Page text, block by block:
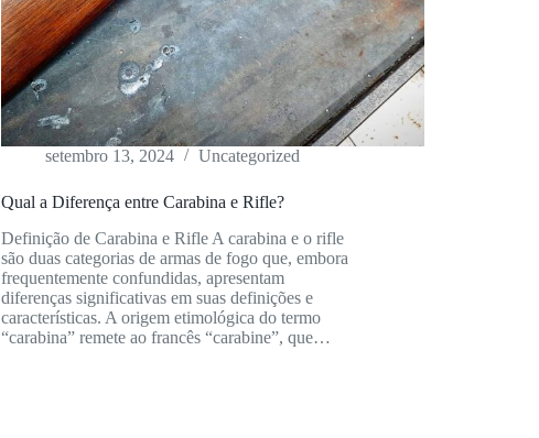
setembro 13, 2024 Uncategorized
Qual a Diferença entre Carabina e Rifle?
Definição de Carabina e Rifle A carabina e o rifle
são duas categorias de armas de fogo que, embora
frequentemente confundidas, apresentam
diferenças significativas em suas definições e
características. A origem etimológica do termo
“carabina” remete ao francês “carabine”, que…